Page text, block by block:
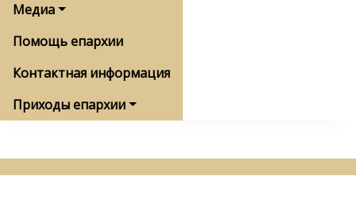
Медиа
Помощь епархии
Контактная информация
Приходы епархии